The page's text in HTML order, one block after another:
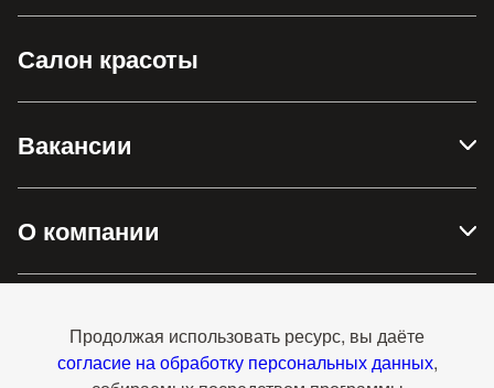
Салон красоты
Вакансии
О компании
Продолжая использовать ресурс, вы даёте
согласие на обработку персональных данных,